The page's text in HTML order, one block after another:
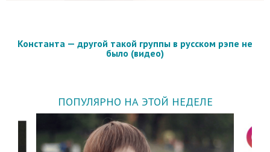
Константа — другой такой группы в русском рэпе не
было (видео)
ПОПУЛЯРНО НА ЭТОЙ НЕДЕЛЕ